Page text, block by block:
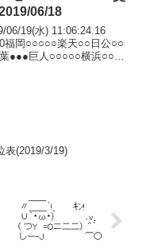
06/18
06/19(水) 11:06:24.16
福岡○○○○○楽天○○日公○○
●●●巨人○○○○○横浜○○中
表(2019/3/19)